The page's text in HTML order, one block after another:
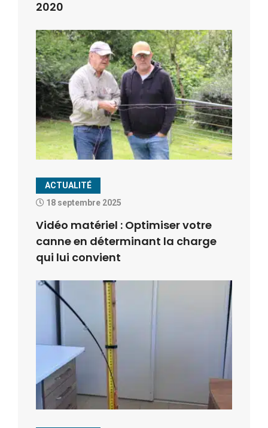
2020
ACTUALITÉ
18 septembre 2025
Vidéo matériel : Optimiser votre
canne en déterminant la charge
qui lui convient